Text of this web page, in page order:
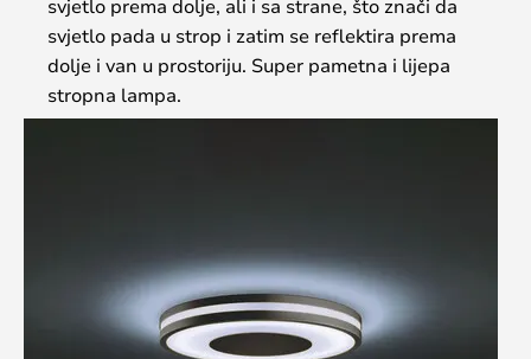
svjetlo prema dolje, ali i sa strane, što znači da
svjetlo pada u strop i zatim se reflektira prema
dolje i van u prostoriju. Super pametna i lijepa
stropna lampa.